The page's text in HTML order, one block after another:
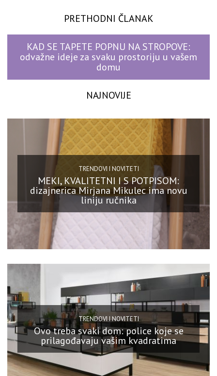
PRETHODNI ČLANAK
KAD SE TAPETE POPNU NA STROPOVE:
odvažne ideje za svaku prostoriju u vašem
domu
NAJNOVIJE
TRENDOVI I NOVITETI
MEKI, KVALITETNI I S POTPISOM:
dizajnerica Mirjana Mikulec ima novu
liniju ručnika
TRENDOVI I NOVITETI
Ovo treba svaki dom: police koje se
prilagođavaju vašim kvadratima